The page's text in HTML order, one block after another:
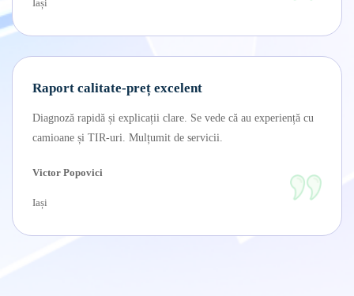
Iași
Raport calitate-preț excelent
Diagnoză rapidă și explicații clare. Se vede că au experiență cu
camioane și TIR-uri. Mulțumit de servicii.
Victor Popovici
Iași